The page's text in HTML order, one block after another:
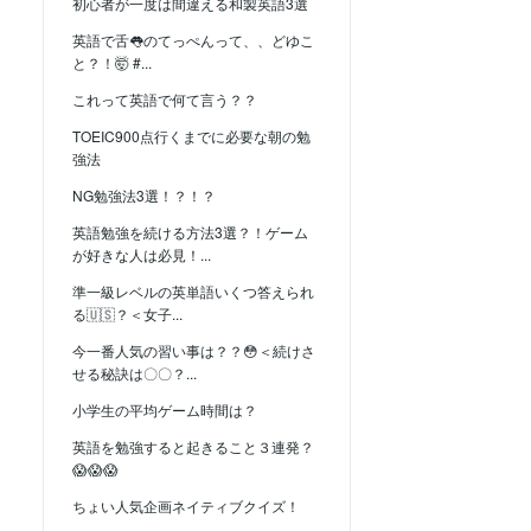
英語で舌👅のてっぺんって、、どゆこ
と？！🤯 #...
これって英語で何て言う？？
TOEIC900点行くまでに必要な朝の勉
強法
NG勉強法3選！？！？
英語勉強を続ける方法3選？！ゲーム
が好きな人は必見！...
準一級レベルの英単語いくつ答えられ
る🇺🇸？＜女子...
今一番人気の習い事は？？😳＜続けさ
せる秘訣は〇〇？...
小学生の平均ゲーム時間は？
英語を勉強すると起きること３連発？
😱😱😱
ちょい人気企画ネイティブクイズ！